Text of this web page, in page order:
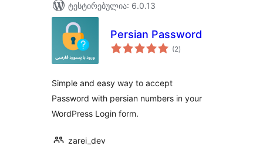
ტესტირებულია: 6.0.13
Persian Password
(2საერთო
რეიტინგი
)
Simple and easy way to accept
Password with persian numbers in your
WordPress Login form.
zarei_dev